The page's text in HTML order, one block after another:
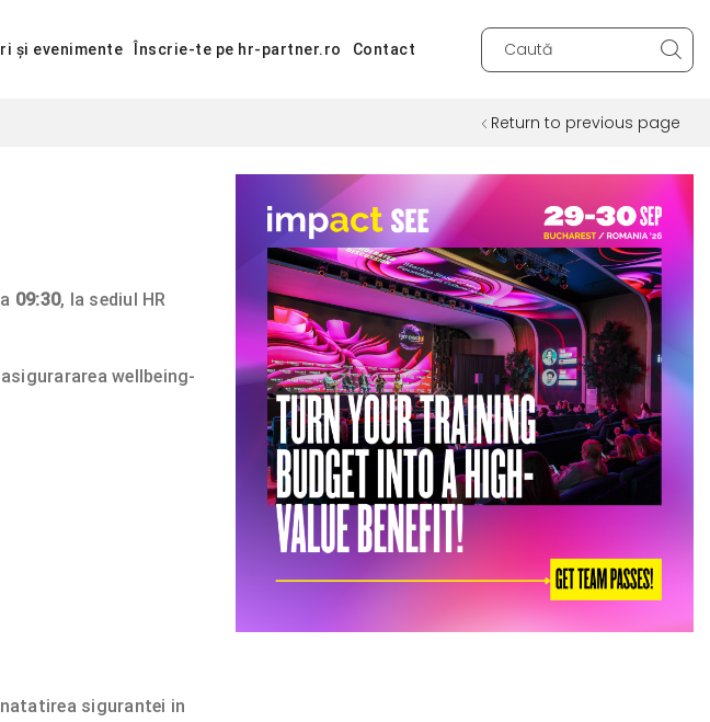
și evenimente Înscrie-te pe hr-partner.ro Contact
Return to previous page
09:30, la sediul HR
wellbeing-
sigurantei in